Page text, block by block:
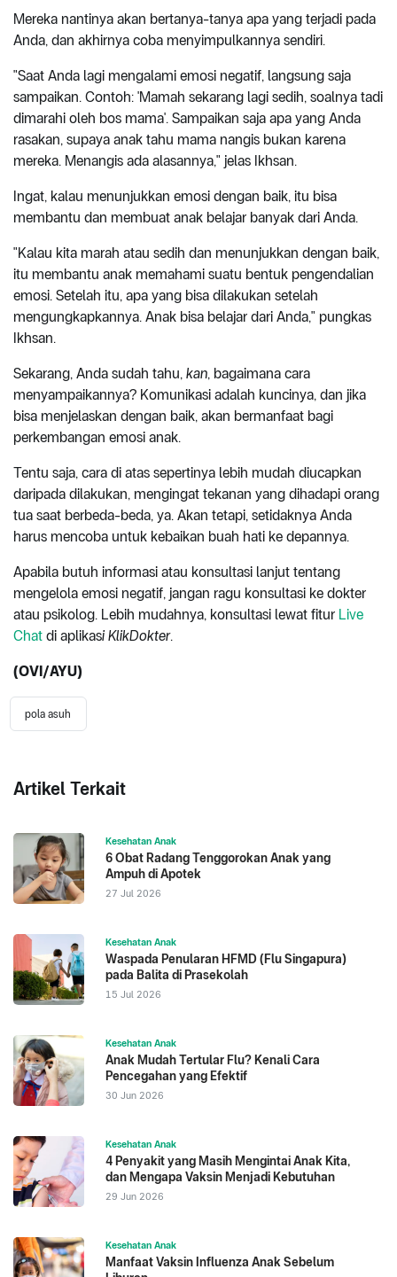
Mereka nantinya akan bertanya-tanya apa yang terjadi pada
Anda, dan akhirnya coba menyimpulkannya sendiri.
"Saat Anda lagi mengalami emosi negatif, langsung saja
sampaikan. Contoh: 'Mamah sekarang lagi sedih, soalnya tadi
dimarahi oleh bos mama'. Sampaikan saja apa yang Anda
rasakan, supaya anak tahu mama nangis bukan karena
mereka. Menangis ada alasannya," jelas Ikhsan.
Ingat, kalau menunjukkan emosi dengan baik, itu bisa
membantu dan membuat anak belajar banyak dari Anda.
"Kalau kita marah atau sedih dan menunjukkan dengan baik,
itu membantu anak memahami suatu bentuk pengendalian
emosi. Setelah itu, apa yang bisa dilakukan setelah
mengungkapkannya. Anak bisa belajar dari Anda," pungkas
Ikhsan.
Sekarang, Anda sudah tahu, kan, bagaimana cara
menyampaikannya? Komunikasi adalah kuncinya, dan jika
bisa menjelaskan dengan baik, akan bermanfaat bagi
perkembangan emosi anak.
Tentu saja, cara di atas sepertinya lebih mudah diucapkan
daripada dilakukan, mengingat tekanan yang dihadapi orang
tua saat berbeda-beda, ya. Akan tetapi, setidaknya Anda
harus mencoba untuk kebaikan buah hati ke depannya.
Apabila butuh informasi atau konsultasi lanjut tentang
mengelola emosi negatif, jangan ragu konsultasi ke dokter
atau psikolog. Lebih mudahnya, konsultasi lewat fitur Live
Chat di aplikasi KlikDokter.
(OVI/AYU)
pola asuh
Artikel Terkait
Kesehatan Anak
6 Obat Radang Tenggorokan Anak yang
Ampuh di Apotek
27 Jul 2026
Kesehatan Anak
Waspada Penularan HFMD (Flu Singapura)
pada Balita di Prasekolah
15 Jul 2026
Kesehatan Anak
Anak Mudah Tertular Flu? Kenali Cara
Pencegahan yang Efektif
30 Jun 2026
Kesehatan Anak
4 Penyakit yang Masih Mengintai Anak Kita,
dan Mengapa Vaksin Menjadi Kebutuhan
29 Jun 2026
Kesehatan Anak
Manfaat Vaksin Influenza Anak Sebelum